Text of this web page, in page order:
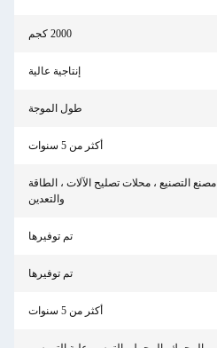
2000 كجم
إنتاجية عالية
طول الموجة
أكثر من 5 سنوات
مصنع التصنيع ، محلات تصليح الآلات ، الطاقة
والتعدين
تم توفيرها
تم توفيرها
أكثر من 5 سنوات